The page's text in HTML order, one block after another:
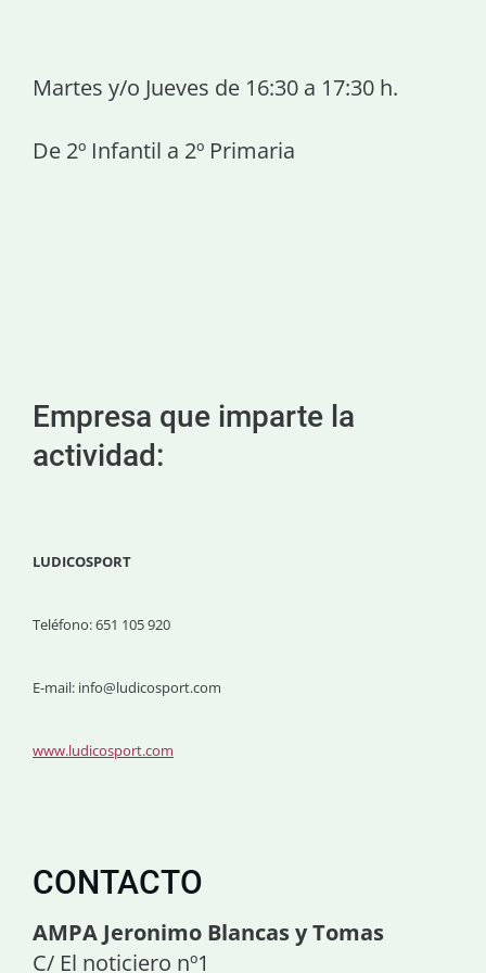
Martes y/o Jueves de 16:30 a 17:30 h.
De 2º Infantil a 2º Primaria
Empresa que imparte la
actividad:
LUDICOSPORT
Teléfono: 651 105 920
E-mail: info@ludicosport.com
www.ludicosport.com
CONTACTO
AMPA Jeronimo Blancas y Tomas
C/ El noticiero nº1